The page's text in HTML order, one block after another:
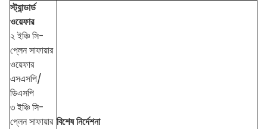
স্ট্যান্ডার্ড
ওয়েফার
২ ইঞ্চি সি-
প্লেন সাফায়ার
ওয়েফার
এসএসপি/
ডিএসপি
৩ ইঞ্চি সি-
প্লেন সাফায়ার বিশেষ নির্দেশনা